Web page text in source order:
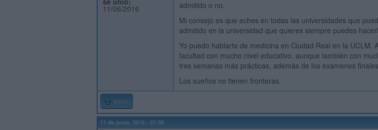
11/06/2016
admitido o no.
Mi consejo es que eches en todas las universidades que
admitido en la universidad que quieres siempre puedes
Yo puedo hablarte de medicina en Ciudad Real en la
facultad con mucho nivel educativo, aunque también con
tres semanas más prácticas, además de los examenes
Los sueños no tienen fronteras.
Inicio
11 de junio, 2016 - 21:30